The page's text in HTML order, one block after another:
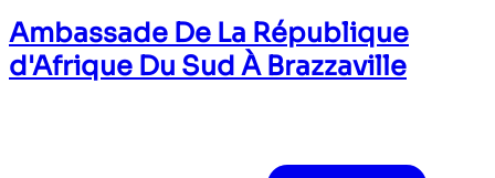
Ambassade De La République
d'Afrique Du Sud À Brazzaville